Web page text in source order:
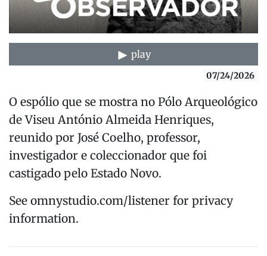
play
07/24/2026
O espólio que se mostra no Pólo Arqueológico
de Viseu António Almeida Henriques,
reunido por José Coelho, professor,
investigador e coleccionador que foi
castigado pelo Estado Novo.
See omnystudio.com/listener for privacy
information.